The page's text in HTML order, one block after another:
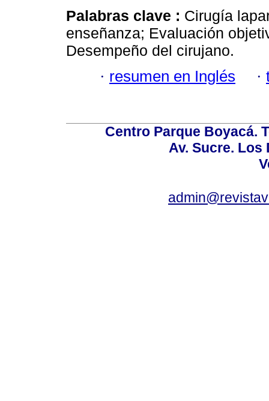
Palabras clave : Cirugía
enseñanza; Evaluación
Desempeño del cirujano.
· resumen en Inglés ·
Centro Parque Boyacá.
Av. Sucre. Los